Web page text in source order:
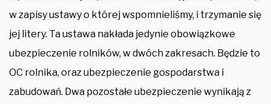
w zapisy ustawy o której wspomnieliśmy, i trzymanie się
jej litery. Ta ustawa nakłada jedynie obowiązkowe
ubezpieczenie rolników, w dwóch zakresach. Będzie to
OC rolnika, oraz ubezpieczenie gospodarstwa i
zabudowań. Dwa pozostałe ubezpieczenie wynikają z